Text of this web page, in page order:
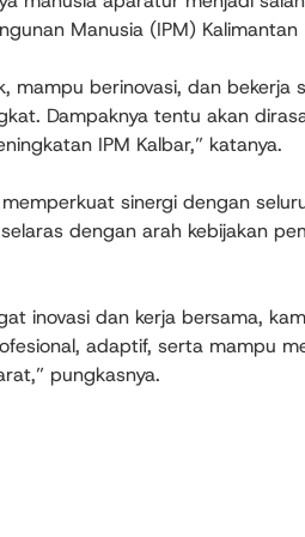
Manusia (IPM) Kalimantan
mampu berinovasi, dan bekerja
Dampaknya tentu akan
IPM Kalbar,” katanya.
sinergi dengan
dengan arah kebijakan
inovasi dan kerja bersama,
adaptif, serta mampu
pungkasnya.